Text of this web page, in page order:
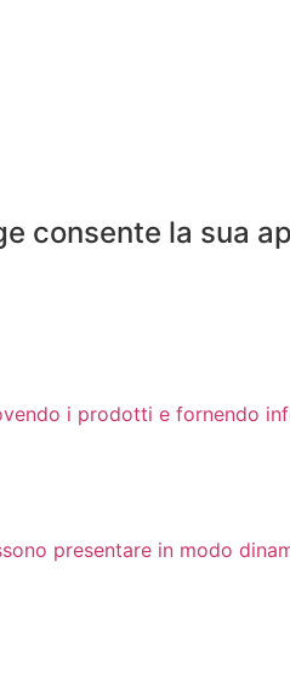
consente la sua
i prodotti e fornendo
presentare in modo